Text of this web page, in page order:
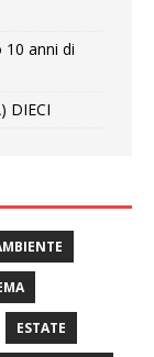
anni di
DIECI
ESTATE